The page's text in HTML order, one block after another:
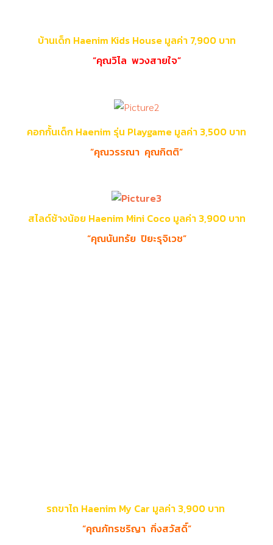
บ้านเด็ก Haenim Kids House มูลค่า 7,900 บาท
“คุณวิไล พวงสายใจ”
คอกกั้นเด็ก Haenim รุ่น Playgame มูลค่า 3,500 บาท
“คุณวรรณา คุณกิตติ”
สไลด์ช้างน้อย Haenim Mini Coco มูลค่า 3,900 บาท
“คุณนันทรัย ปิยะรุจิเวช”
รถขาไถ Haenim My Car มูลค่า 3,900 บาท
“คุณภัทรชริญา กิ่งสวัสดิ์”